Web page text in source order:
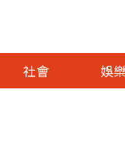
社會 娛樂
財經首頁
熱線
政